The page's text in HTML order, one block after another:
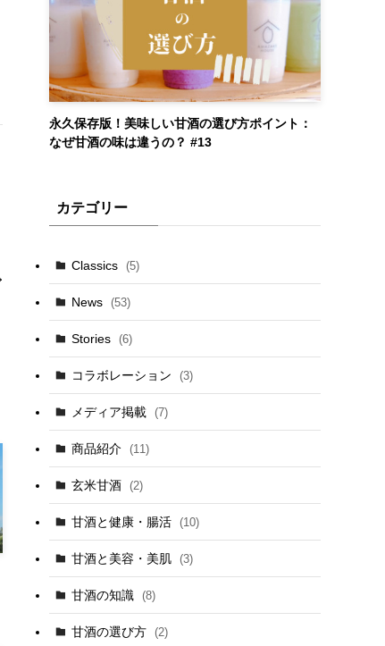
永久保存版！美味しい甘酒の選び方ポイント：
なぜ甘酒の味は違うの？ #13
カテゴリー
Classics (5)
News (53)
Stories (6)
コラボレーション (3)
メディア掲載 (7)
商品紹介 (11)
玄米甘酒 (2)
甘酒と健康・腸活 (10)
甘酒と美容・美肌 (3)
甘酒の知識 (8)
甘酒の選び方 (2)